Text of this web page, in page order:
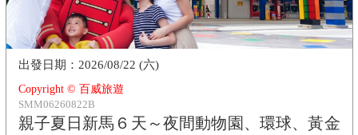
Copyright © 百威旅遊
SMM06260822B
親子夏日新馬６天～夜間動物園、環球、黃金
2026/08/22 (六)